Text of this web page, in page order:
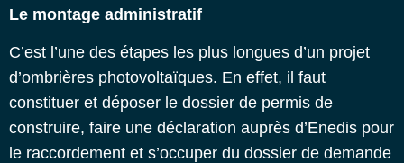
Le montage administratif
C’est l’une des étapes les plus longues d’un projet
d’ombrières photovoltaïques. En effet, il faut
constituer et déposer le dossier de permis de
construire, faire une déclaration auprès d’Enedis pour
le raccordement et s’occuper du dossier de demande